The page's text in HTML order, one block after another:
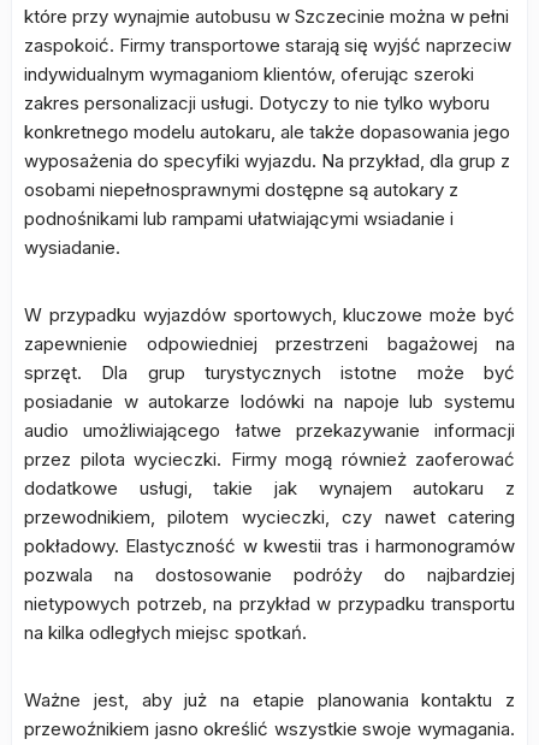
które przy wynajmie autobusu w Szczecinie można w pełni
zaspokoić. Firmy transportowe starają się wyjść naprzeciw
indywidualnym wymaganiom klientów, oferując szeroki
zakres personalizacji usługi. Dotyczy to nie tylko wyboru
konkretnego modelu autokaru, ale także dopasowania jego
wyposażenia do specyfiki wyjazdu. Na przykład, dla grup z
osobami niepełnosprawnymi dostępne są autokary z
podnośnikami lub rampami ułatwiającymi wsiadanie i
wysiadanie.
W przypadku wyjazdów sportowych, kluczowe może być
zapewnienie odpowiedniej przestrzeni bagażowej na
sprzęt. Dla grup turystycznych istotne może być
posiadanie w autokarze lodówki na napoje lub systemu
audio umożliwiającego łatwe przekazywanie informacji
przez pilota wycieczki. Firmy mogą również zaoferować
dodatkowe usługi, takie jak wynajem autokaru z
przewodnikiem, pilotem wycieczki, czy nawet catering
pokładowy. Elastyczność w kwestii tras i harmonogramów
pozwala na dostosowanie podróży do najbardziej
nietypowych potrzeb, na przykład w przypadku transportu
na kilka odległych miejsc spotkań.
Ważne jest, aby już na etapie planowania kontaktu z
przewoźnikiem jasno określić wszystkie swoje wymagania.